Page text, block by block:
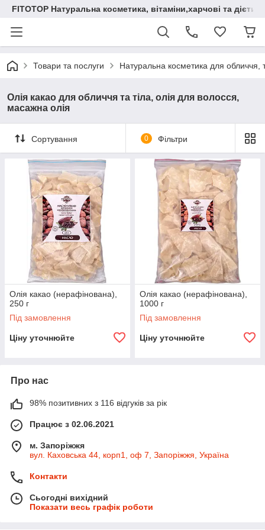
FITOTOP Натуральна косметика, вітаміни,харчові та
Товари та послуги Натуральна косметика для обличчя,
Олія какао для обличчя та тіла, олія для волосся,
масажна олія
Сортування 0 Фільтри
Олія какао (нерафінована),
250 г
Під замовлення
Ціну уточнюйте
Олія какао (нерафінована),
1000 г
Під замовлення
Ціну уточнюйте
Про нас
98% позитивних з 116 відгуків за рік
Працює з 02.06.2021
м. Запоріжжя
вул. Каховська 44, корп1, оф 7, Запоріжжя, Україна
Контакти
Сьогодні вихідний
Показати весь графік роботи